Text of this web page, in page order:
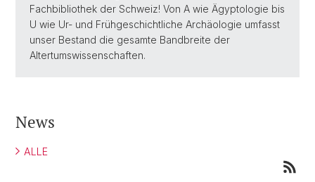
Fachbibliothek der Schweiz! Von A wie Ägyptologie bis
U wie Ur- und Frühgeschichtliche Archäologie umfasst
unser Bestand die gesamte Bandbreite der
Altertumswissenschaften.
News
ALLE